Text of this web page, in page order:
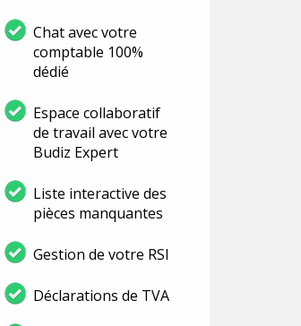
Chat avec votre
comptable 100%
dédié
Espace collaboratif
de travail avec votre
Budiz Expert
Liste interactive des
pièces manquantes
Gestion de votre RSI
Déclarations de TVA